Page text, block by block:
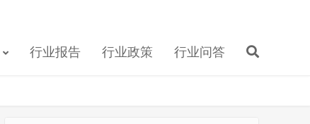
行业报告 行业政策 行业问答